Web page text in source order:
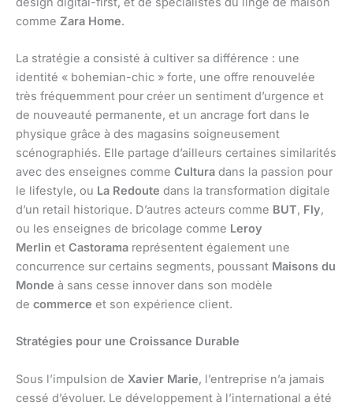
comme Zara Home.
La stratégie a consisté à cultiver sa différence : une
identité « bohemian-chic » forte, une offre renouvelée
très fréquemment pour créer un sentiment d’urgence et
de nouveauté permanente, et un ancrage fort dans le
physique grâce à des magasins soigneusement
scénographiés. Elle partage d’ailleurs certaines similarités
avec des enseignes comme Cultura dans la passion pour
le lifestyle, ou La Redoute dans la transformation digitale
d’un retail historique. D’autres acteurs comme BUT, Fly,
ou les enseignes de bricolage comme Leroy
Merlin et Castorama représentent également une
concurrence sur certains segments, poussant Maisons du
Monde à sans cesse innover dans son modèle
de commerce et son expérience client.
Stratégies pour une Croissance Durable
Sous l’impulsion de Xavier Marie, l’entreprise n’a jamais
cessé d’évoluer. Le développement à l’international a été